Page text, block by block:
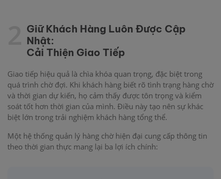
Giữ Khách Hàng Luôn Được Cập
Nhật:
Cải Thiện Giao Tiếp
Giao tiếp hiệu quả là chìa khóa quan trọng, đặc biệt trong
quá trình chờ đợi. Khi khách hàng biết rõ tình trạng hàng chờ
và thời gian dự kiến, họ cảm thấy được tôn trọng và kiểm
soát tốt hơn thời gian của mình. Điều này tạo nên sự khác
biệt lớn trong trải nghiệm khách hàng tổng thể.
Một hệ thống quản lý hàng chờ hiện đại cung cấp thông tin
theo thời gian thực mang lại ba lợi ích chính: